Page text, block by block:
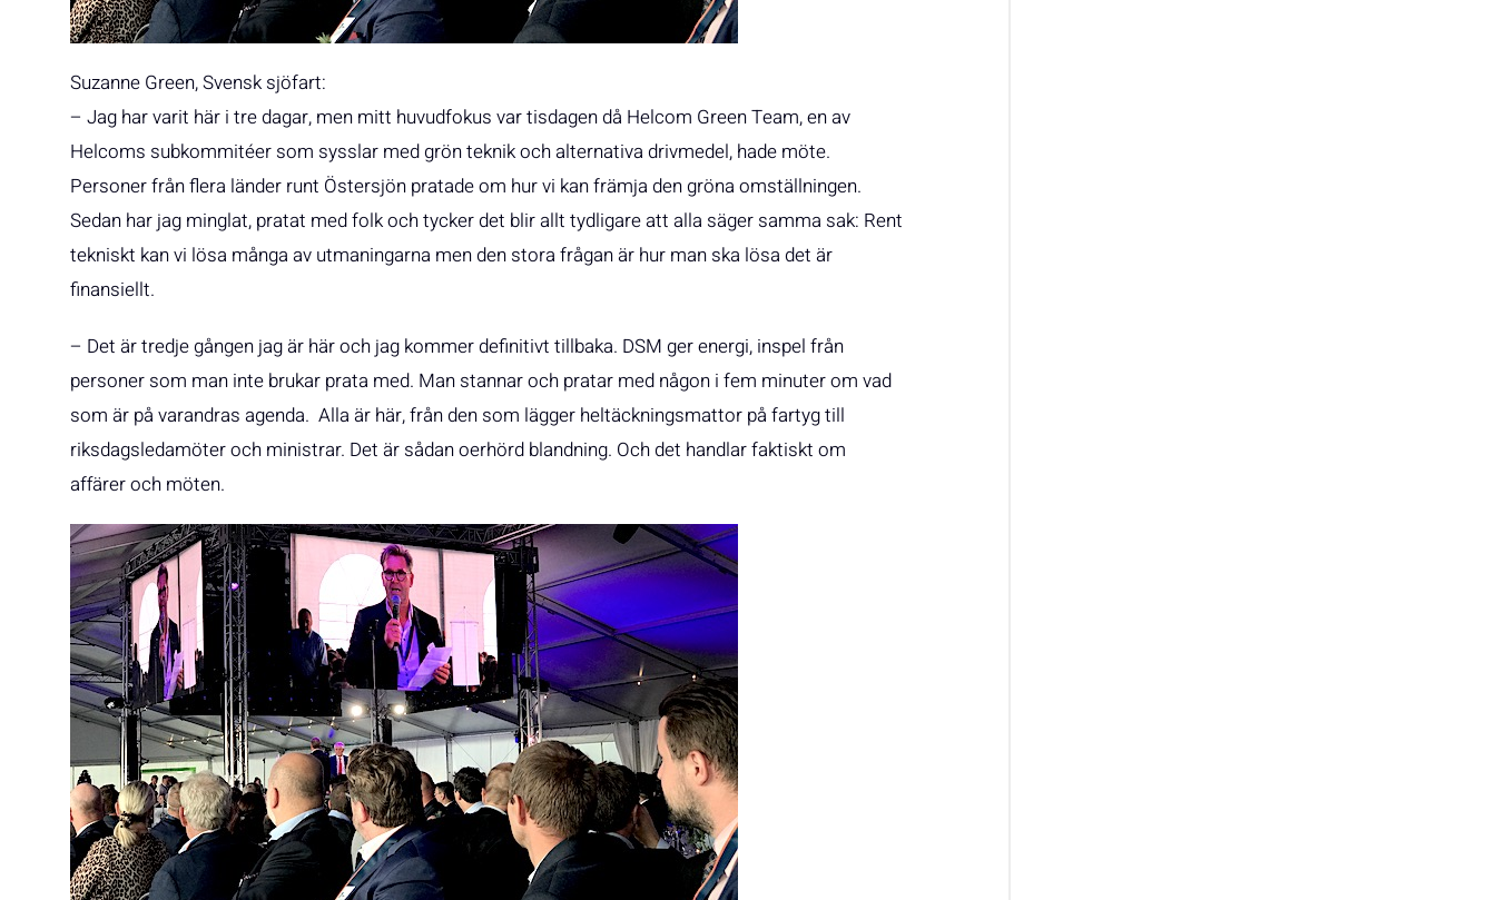
Suzanne Green, Svensk sjöfart:
– Jag har varit här i tre dagar, men mitt huvudfokus var tisdagen då Helcom Green Team, en av
Helcoms subkommitéer som sysslar med grön teknik och alternativa drivmedel, hade möte.
Personer från flera länder runt Östersjön pratade om hur vi kan främja den gröna omställningen.
Sedan har jag minglat, pratat med folk och tycker det blir allt tydligare att alla säger samma sak: Rent
tekniskt kan vi lösa många av utmaningarna men den stora frågan är hur man ska lösa det är
finansiellt.
– Det är tredje gången jag är här och jag kommer definitivt tillbaka. DSM ger energi, inspel från
personer som man inte brukar prata med. Man stannar och pratar med någon i fem minuter om vad
som är på varandras agenda. Alla är här, från den som lägger heltäckningsmattor på fartyg till
riksdagsledamöter och ministrar. Det är sådan oerhörd blandning. Och det handlar faktiskt om
affärer och möten.